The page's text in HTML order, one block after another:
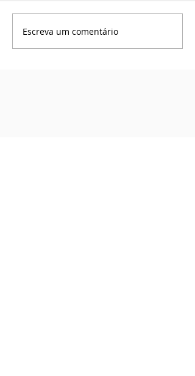
Escreva um comentário